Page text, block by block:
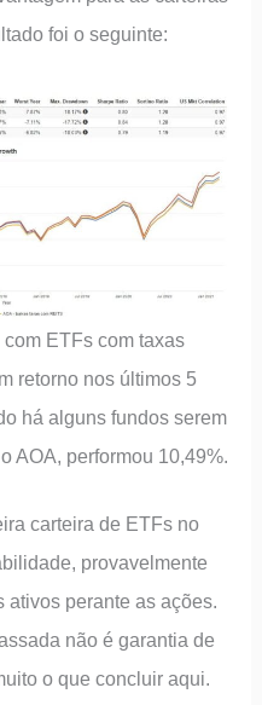
foi o seguinte:
ETFs com taxas
retorno nos últimos 5
há alguns fundos serem
AOA, performou 10,49%.
carteira de ETFs no
provavelmente
perante as ações.
não é garantia de
o que concluir aqui.